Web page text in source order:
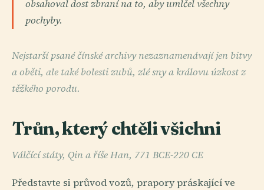
obsahoval dost zbraní na to, aby umlčel všechny
pochyby.
Nejstarší psané čínské archivy nezaznamenávají jen bitvy
a oběti, ale také bolesti zubů, zlé sny a královu úzkost z
těžkého porodu.
Trůn, který chtěli všichni
Válčící státy, Qin a říše Han, 771 BCE-220 CE
Představte si průvod vozů, prapory práskající ve